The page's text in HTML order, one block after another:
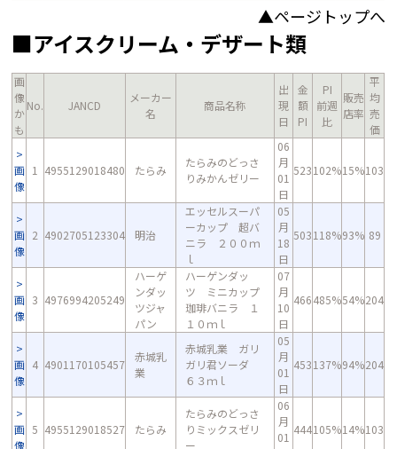
▲ページトップへ
■アイスクリーム・デザート類
画
像
か
も
No. JANCD
メーカー
名
商品名称
出
現
日
金
額
PI
PI
前週
比
販売
店率
平
均
売
価
画
像
1 4955129018480 たらみ
たらみのどっさ
りみかんゼリー
06
月
01
日
523102%15%103
画
像
2 4902705123304 明治
エッセルスーパ
ーカップ 超バ
ニラ ２００ｍ
ｌ
05
月
18
日
503118%93% 89
画
像
3 4976994205249
ハーゲ
ンダッ
ツジャ
パン
ハーゲンダッ
ツ ミニカップ
珈琲バニラ １
１０ｍｌ
07
月
10
日
466485%54%204
画
像
4 4901170105457
赤城乳
業
赤城乳業 ガリ
ガリ君ソーダ
６３ｍｌ
05
月
01
日
453137%94%204
画
像
5 4955129018527 たらみ
たらみのどっさ
りミックスゼリ
ー
06
月
01
444105%14%103